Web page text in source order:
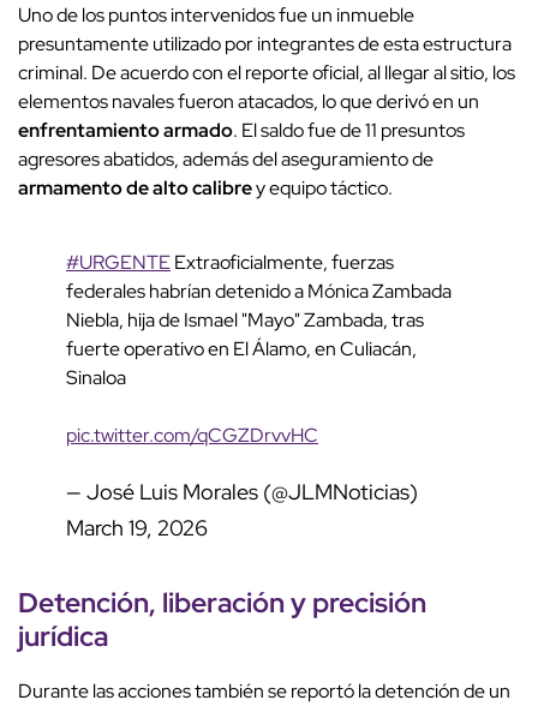
Uno de los puntos intervenidos fue un inmueble
presuntamente utilizado por integrantes de esta estructura
criminal. De acuerdo con el reporte oficial, al llegar al sitio, los
elementos navales fueron atacados, lo que derivó en un
enfrentamiento armado. El saldo fue de 11 presuntos
agresores abatidos, además del aseguramiento de
armamento de alto calibrey equipo táctico.
#URGENTEExtraoficialmente, fuerzas
federales habrían detenido a Mónica Zambada
Niebla, hija de Ismael "Mayo" Zambada, tras
fuerte operativo en El Álamo, en Culiacán,
Sinaloa
pic.twitter.com/qCGZDrvvHC
— José Luis Morales (@JLMNoticias)
March 19, 2026
Detención, liberación y precisión
jurídica
Durante las acciones también se reportó la detención de un